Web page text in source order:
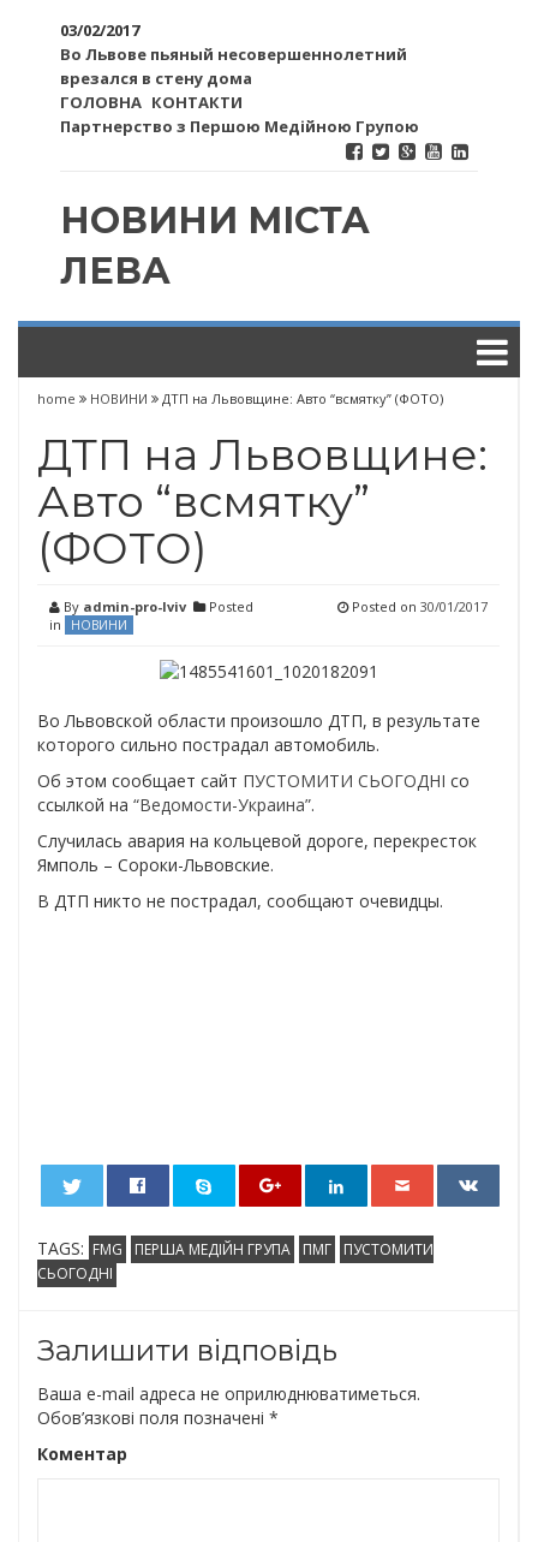
03/02/2017
Во Львове пьяный несовершеннолетний
врезался в стену дома
ГОЛОВНА КОНТАКТИ
Партнерство з Першою Медійною Групою
НОВИНИ МІСТА
ЛЕВА
home НОВИНИ ДТП на Львовщине: Авто “всмятку” (ФОТО)
ДТП на Львовщине:
Авто “всмятку”
(ФОТО)
By admin-pro-lviv
Posted
in
НОВИНИ
Posted on 30/01/2017
Во Львовской области произошло ДТП, в результате
которого сильно пострадал автомобиль.
Об этом сообщает сайт ПУСТОМИТИ СЬОГОДНІ со
ссылкой на “Ведомости-Украина”.
Случилась авария на кольцевой дороге, перекресток
Ямполь – Сороки-Львовские.
В ДТП никто не пострадал, сообщают очевидцы.
TAGS: FMG ПЕРША МЕДІЙН ГРУПА ПМГ
ПУСТОМИТИ
СЬОГОДНІ
Залишити відповідь
Ваша e-mail адреса не оприлюднюватиметься.
Обов’язкові поля позначені *
Коментар